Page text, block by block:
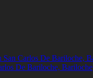
De Bariloche, Bariloche